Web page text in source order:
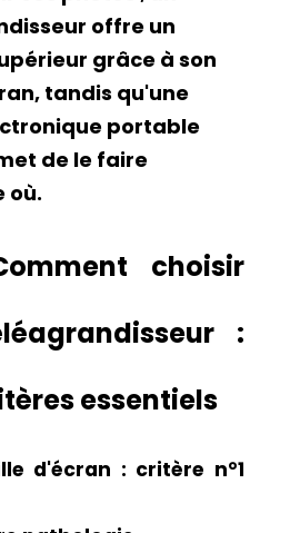
offre un
grâce à son
tandis qu'une
portable
de le faire
où.
choisir
:
essentiels
d'écran : critère n°1